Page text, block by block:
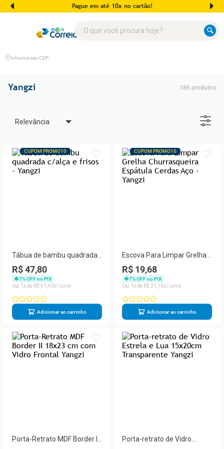
Pague em até 10x no cartão!
Informe seu CEP
Yangzi 186 produtos
Relevância
CUPOM PROMO10
Tábua de bambu quadrada
c/alça e frisos - Yangzi
R$ 47,80
7% OFF no PIX
1
R$ 51 40
Adicionar ao carrinho
CUPOM PROMO10
Escova Para Limpar Grelha
Churrasqueira Espátula
Cerdas Aço - Yangzi
R$ 19,68
7% OFF no PIX
1
R$ 21 16
Adicionar ao carrinho
Porta-Retrato MDF Border II
Porta-retrato de Vidro